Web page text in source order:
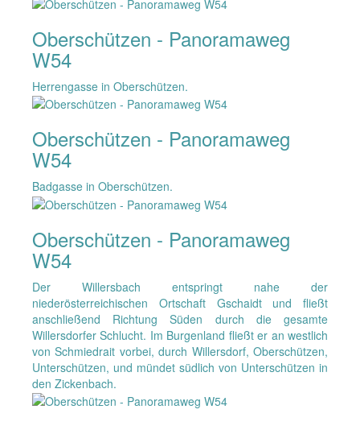
Oberschützen - Panoramaweg
W54
Herrengasse in Oberschützen.
Oberschützen - Panoramaweg
W54
Badgasse in Oberschützen.
Oberschützen - Panoramaweg
W54
Der Willersbach entspringt nahe der
niederösterreichischen Ortschaft Gschaidt und fließt
anschließend Richtung Süden durch die gesamte
Willersdorfer Schlucht. Im Burgenland fließt er an westlich
von Schmiedrait vorbei, durch Willersdorf, Oberschützen,
Unterschützen, und mündet südlich von Unterschützen in
den Zickenbach.